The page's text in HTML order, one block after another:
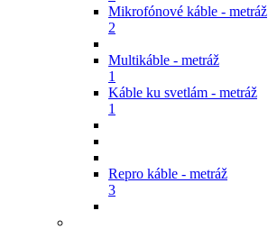
Mikrofónové káble - metráž
2
Multikáble - metráž
1
Káble ku svetlám - metráž
1
Repro káble - metráž
3